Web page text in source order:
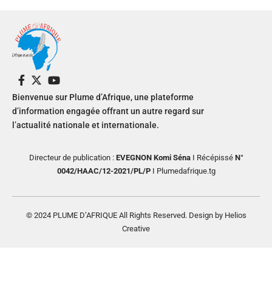
Bienvenue sur Plume d’Afrique, une plateforme
d’information engagée offrant un autre regard sur
l’actualité nationale et internationale.
Directeur de publication : EVEGNON Komi SénaI RécépisséN°
0042/HAAC/12-2021/PL/PI Plumedafrique.tg
© 2024 PLUME D’AFRIQUE All Rights Reserved. Design by Helios
Creative